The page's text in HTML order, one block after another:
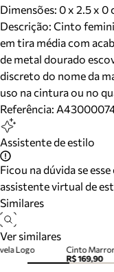
Dimensões: 0 x 2.5 x 0
Descrição: Cinto
em tira média com
de metal dourado
discreto do nome da
uso na cintura ou no
Referência:
Assistente de estilo
Ficou na dúvida se
assistente virtual de
Similares
Ver similares
Cinto
R$ 169,90
Logo